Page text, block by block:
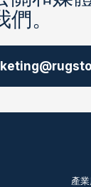
。
產